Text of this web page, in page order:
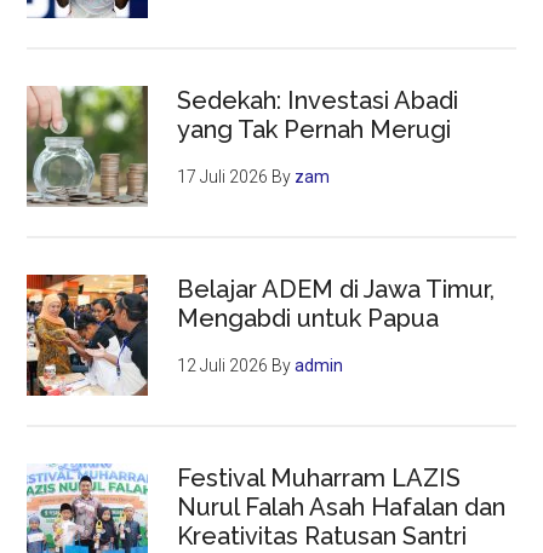
Sedekah: Investasi Abadi
yang Tak Pernah Merugi
17 Juli 2026 By zam
Belajar ADEM di Jawa Timur,
Mengabdi untuk Papua
12 Juli 2026 Byadmin
Festival Muharram LAZIS
Nurul Falah Asah Hafalan dan
Kreativitas Ratusan Santri